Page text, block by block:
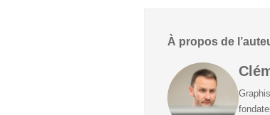
À propos de